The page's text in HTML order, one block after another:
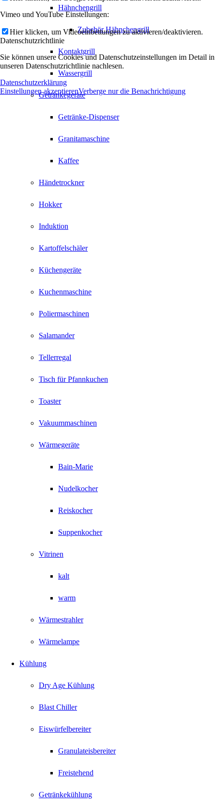
Hähnchengrill
Zubehör Hähnchengrill
Kontaktgrill
Wassergrill
Getränkegeräte
Getränke-Dispenser
Granitamaschine
Kaffee
Händetrockner
Hokker
Induktion
Kartoffelschäler
Küchengeräte
Kuchenmaschine
Poliermaschinen
Salamander
Tellerregal
Tisch für Pfannkuchen
Toaster
Vakuummaschinen
Wärmegeräte
Bain-Marie
Nudelkocher
Reiskocher
Suppenkocher
Vitrinen
kalt
warm
Wärmestrahler
Wärmelampe
Kühlung
Dry Age Kühlung
Blast Chiller
Eiswürfelbereiter
Granulateisbereiter
Freistehend
Getränkekühlung
Vimeo und YouTube Einstellungen:
Hier klicken, um Videoeinbettungen zu aktivieren/deaktivieren.
Datenschutzrichtlinie
Sie können unsere Cookies und Datenschutzeinstellungen im Detail in
unseren Datenschutzrichtlinie nachlesen.
Datenschutzerklärung
Einstellungen akzeptierenVerberge nur die Benachrichtigung